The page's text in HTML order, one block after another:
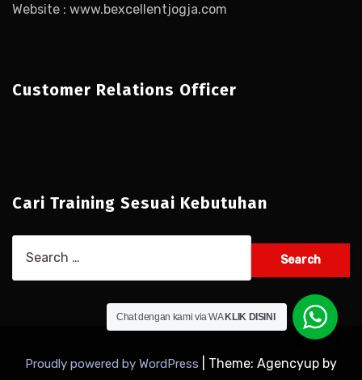
Website : www.bexcellentjogja.com
Customer Relations Officer
Cari Training Sesuai Kebutuhan
Proudly powered by WordPress Theme: Agencyup by
Chat dengan kami via WA KLIK DISINI